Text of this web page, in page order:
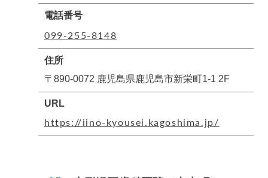
電話番号
099-255-8148
住所
〒890-0072 鹿児島県鹿児島市新栄町1-1 2F
URL
https://iino-kyousei.kagoshima.jp/